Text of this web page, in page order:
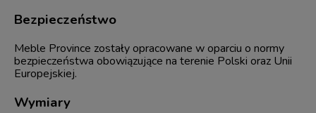
Bezpieczeństwo
Meble Province zostały opracowane w oparciu o normy
bezpieczeństwa obowiązujące na terenie Polski oraz Unii
Europejskiej.
Wymiary